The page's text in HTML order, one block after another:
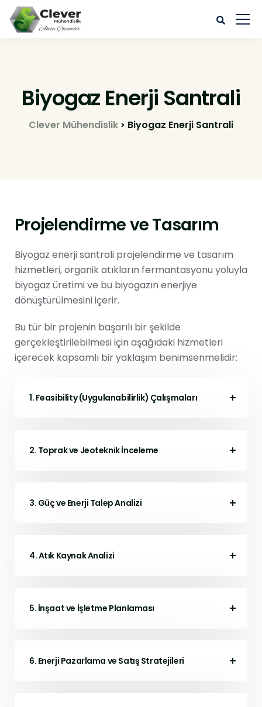
Biyogaz Enerji Santrali
Clever Mühendislik Biyogaz Enerji Santrali
Projelendirme ve Tasarım
Biyogaz enerji santrali projelendirme ve tasarım
hizmetleri, organik atıkların fermantasyonu yoluyla
biyogaz üretimi ve bu biyogazın enerjiye
dönüştürülmesini içerir.
Bu tür bir projenin başarılı bir şekilde
gerçekleştirilebilmesi için aşağıdaki hizmetleri
içerecek kapsamlı bir yaklaşım benimsenmelidir:
1. Feasibility (Uygulanabilirlik) Çalışmaları
2. Toprak ve Jeoteknik İnceleme
3. Güç ve Enerji Talep Analizi
4. Atık Kaynak Analizi
5. İnşaat ve İşletme Planlaması
6. Enerji Pazarlama ve Satış Stratejileri